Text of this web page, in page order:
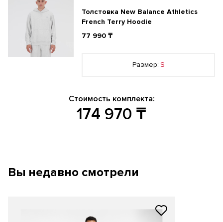
Толстовка New Balance Athletics
French Terry Hoodie
77 990 ₸
Размер: S
Стоимость комплекта:
174 970 ₸
Вы недавно смотрели